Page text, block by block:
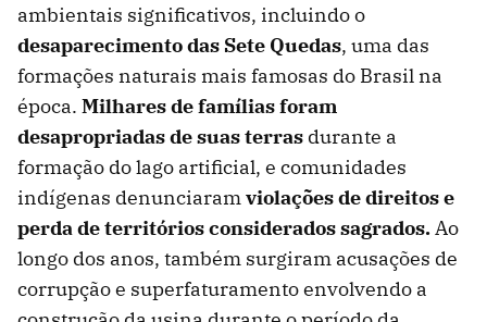
ambientais significativos, incluindo o
desaparecimento das Sete Quedas, uma das
formações naturais mais famosas do Brasil na
época. Milhares de famílias foram
desapropriadas de suas terras durante a
formação do lago artificial, e comunidades
indígenas denunciaramviolações de direitos e
perda de territórios considerados sagrados.Ao
longo dos anos, também surgiram acusações de
corrupção e superfaturamento envolvendo a